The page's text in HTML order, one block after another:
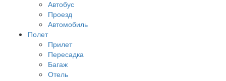
Автобус
Проезд
Автомобиль
Полет
Прилет
Пересадка
Багаж
Отель